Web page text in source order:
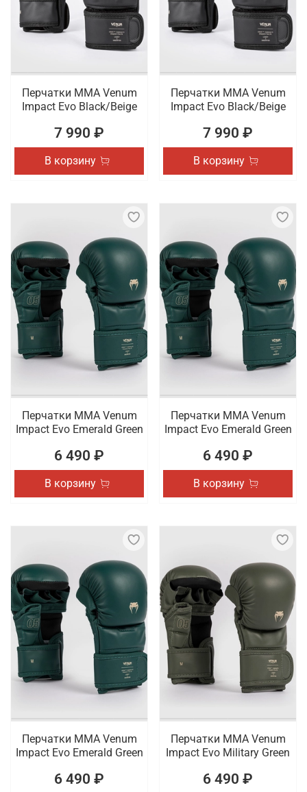
Перчатки ММА Venum
Impact Evo Black/Beige
7 990 ₽
В корзину
Перчатки ММА Venum
Impact Evo Black/Beige
7 990 ₽
В корзину
Перчатки ММА Venum
Impact Evo Emerald Green
6 490 ₽
В корзину
Перчатки ММА Venum
Impact Evo Emerald Green
6 490 ₽
В корзину
Перчатки ММА Venum
Impact Evo Emerald Green
6 490 ₽
Перчатки ММА Venum
Impact Evo Military Green
6 490 ₽